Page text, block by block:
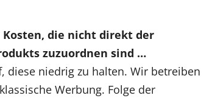
die nicht direkt der
zuzuordnen sind …
diese niedrig zu halten. Wir betreiben
Werbung. Folge der